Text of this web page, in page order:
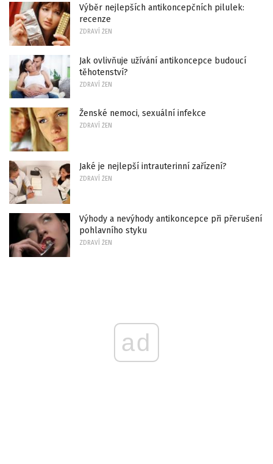
Výběr nejlepších antikoncepčních pilulek:
recenze
ZDRAVÍ ŽEN
Jak ovlivňuje užívání antikoncepce budoucí
těhotenství?
ZDRAVÍ ŽEN
Ženské nemoci, sexuální infekce
ZDRAVÍ ŽEN
Jaké je nejlepší intrauterinní zařízení?
ZDRAVÍ ŽEN
Výhody a nevýhody antikoncepce při přerušení
pohlavního styku
ZDRAVÍ ŽEN
ad